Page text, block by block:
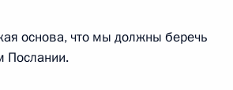
основа, что мы должны беречь
Послании.